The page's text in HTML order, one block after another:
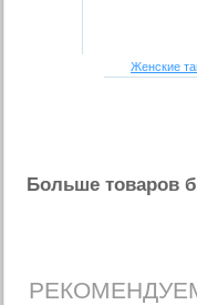
Женские
Больше товаров